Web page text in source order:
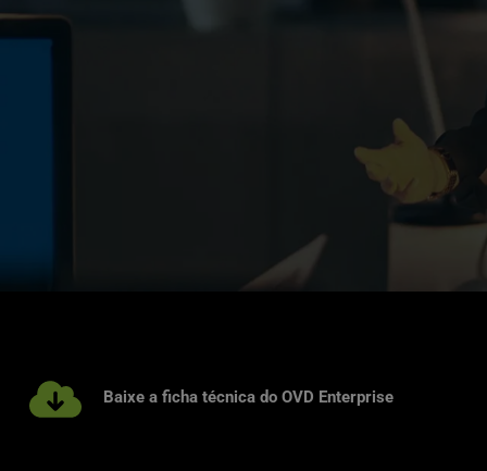
Baixe a ficha técnica do OVD Enterprise